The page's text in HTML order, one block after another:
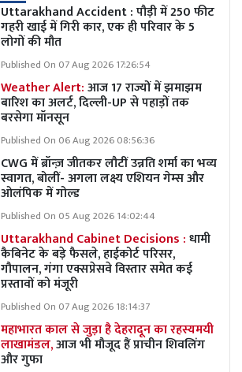
Uttarakhand Accident : पौड़ी में 250 फीट
गहरी खाई में गिरी कार, एक ही परिवार के 5
लोगों की मौत
Published On 07 Aug 2026 17:26:54
Weather Alert:आज 17 राज्यों में झमाझम
बारिश का अलर्ट, दिल्ली-UP से पहाड़ों तक
बरसेगा मॉनसून
Published On 06 Aug 2026 08:56:36
CWG में ब्रॉन्ज़ जीतकर लौटीं उन्नति शर्मा का भव्य
स्वागत, बोलीं- अगला लक्ष्य एशियन गेम्स और
ओलंपिक में गोल्ड
Published On 05 Aug 2026 14:02:44
Uttarakhand Cabinet Decisions :धामी
कैबिनेट के बड़े फैसले, हाईकोर्ट परिसर,
गौपालन, गंगा एक्सप्रेसवे विस्तार समेत कई
प्रस्तावों को मंजूरी
Published On 07 Aug 2026 18:14:37
महाभारत काल से जुड़ा है देहरादून का रहस्यमयी
लाखामंडल,आज भी मौजूद हैं प्राचीन शिवलिंग
और गुफा